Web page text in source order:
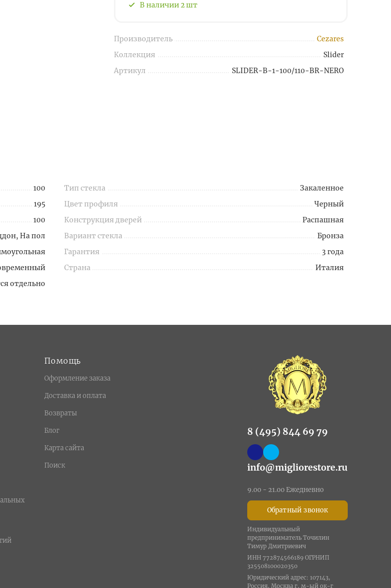
В наличии2шт
Производитель
Cezares
Коллекция
Slider
Артикул
SLIDER-B-1-100/110-BR-NERO
100
195
100
На пол
отдельно
Тип стекла
Закаленное
Цвет профиля
Черный
Конструкция дверей
Распашная
Вариант стекла
Бронза
Гарантия
3 года
Страна
Италия
Помощь
Оформление заказа
Доставка и оплата
Возвраты
Блог
Карта сайта
Поиск
8 (495) 844 69 79
info@migliorestore.ru
9.00 - 21.00 Ежедневно
Обратный звонок
Индивидуальный
предприниматель Точилин
Тимур Дмитриевич
ИНН 772874566189 ОГРНИП
325508100020350
Юридический адрес: 107143,
Россия, Москва г, м-ый ок-г